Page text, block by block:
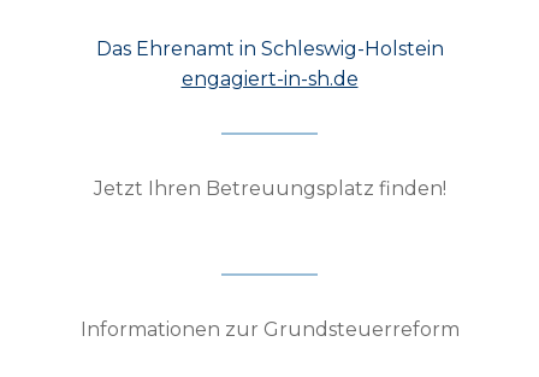
Das Ehrenamt in Schleswig-Holstein
engagiert-in-sh.de
Jetzt Ihren Betreuungsplatz finden!
Informationen zur Grundsteuerreform